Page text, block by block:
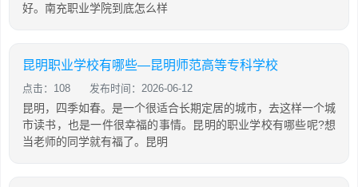
好。南充职业学院到底怎么样
昆明职业学校有哪些—昆明师范高等专科学校
点击：108 发布时间：2026-06-12
昆明，四季如春。是一个很适合长期定居的城市，去这样一个城
市读书，也是一件很幸福的事情。昆明的职业学校有哪些呢?想
当老师的同学就有福了。昆明